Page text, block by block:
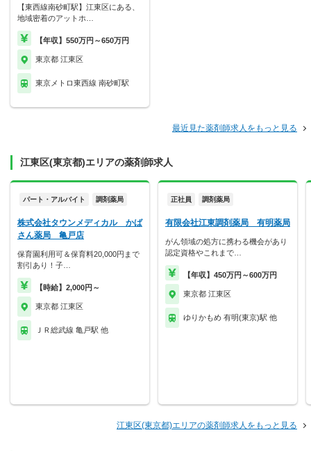
【東西線南砂町駅】江東区にある、
地域密着のアットホ…
【年収】550万円～650万円
東京都 江東区
東京メトロ東西線 南砂町駅
最近見た薬剤師求人をもっと見る
江東区(東京都)エリアの薬剤師求人
パート・アルバイト 調剤薬局
株式会社タウンメディカル かば
さん薬局 亀戸店
保育園利用可＆保育料20,000円まで
割引あり！子…
【時給】2,000円～
東京都 江東区
ＪＲ総武線 亀戸駅 他
正社員 調剤薬局
有限会社江東調剤薬局 有明薬局
がん領域の処方に携わる機会があり
認定資格やこれまで…
【年収】450万円～600万円
東京都 江東区
ゆりかもめ 有明(東京)駅 他
江東区(東京都)エリアの薬剤師求人をもっと見る